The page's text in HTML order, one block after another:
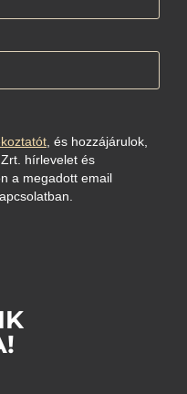
, és hozzájárulok,
hírlevelet és
a megadott email